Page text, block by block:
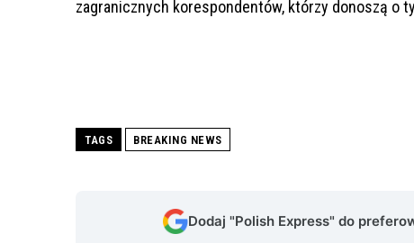
zagranicznych korespondentów, którzy donoszą o
TAGS BREAKING NEWS
Dodaj "Polish Express" do